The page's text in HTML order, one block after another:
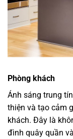
Phòng khách
Ánh sáng trung
thiện và tạo cảm
khách. Đây là
đình quây quần